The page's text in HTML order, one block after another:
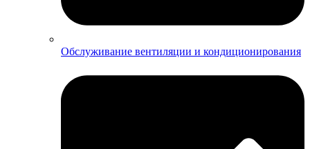
Обслуживание вентиляции и кондиционирования